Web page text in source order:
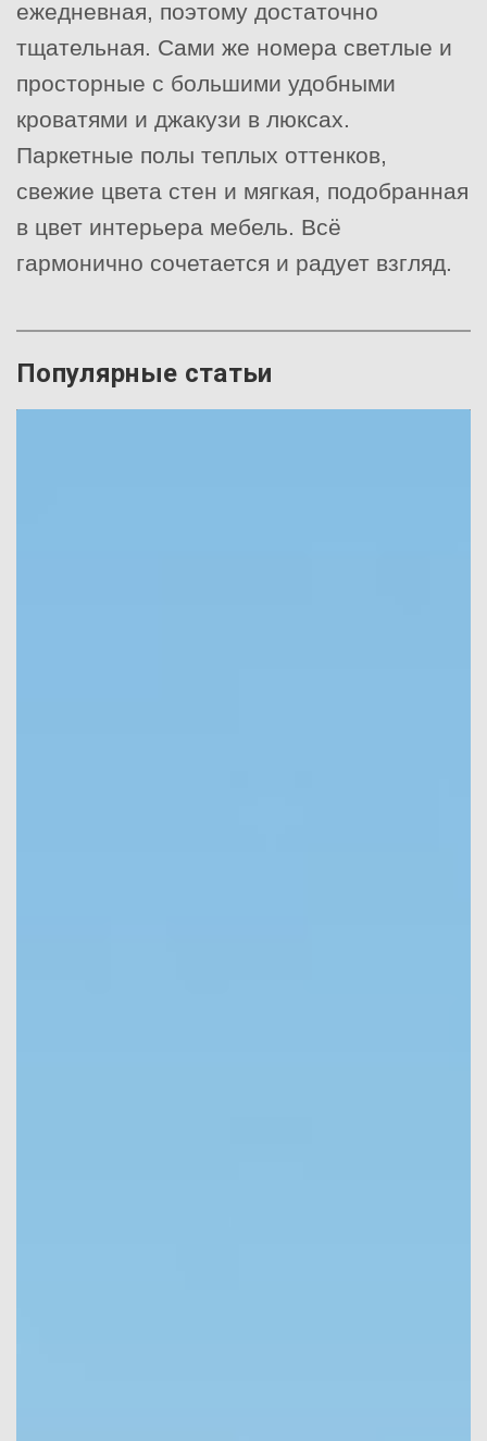
ежедневная, поэтому достаточно
тщательная. Сами же номера светлые и
просторные с большими удобными
кроватями и джакузи в люксах.
Паркетные полы теплых оттенков,
свежие цвета стен и мягкая, подобранная
в цвет интерьера мебель. Всё
гармонично сочетается и радует взгляд.
Популярные статьи